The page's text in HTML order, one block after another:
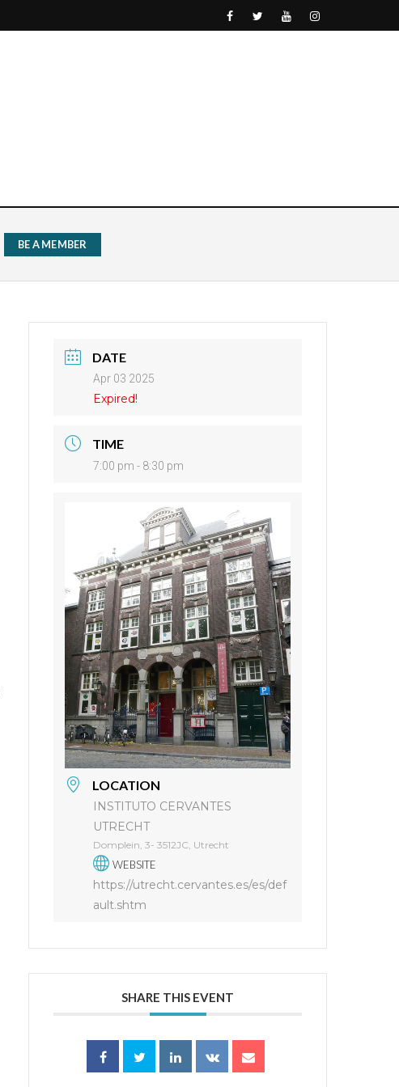
BE A MEMBER
DATE
Apr 03 2025
Expired!
TIME
7:00 pm - 8:30 pm
LOCATION
INSTITUTO CERVANTES
UTRECHT
Domplein, 3- 3512JC, Utrecht
WEBSITE
https://utrecht.cervantes.es/es/def
ault.shtm
SHARE THIS EVENT